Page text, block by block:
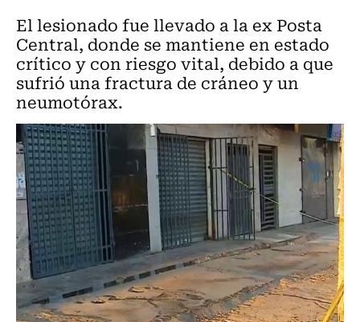
El lesionado fue llevado a la ex Posta
Central, donde se mantiene en estado
crítico y con riesgo vital, debido a que
sufrió una fractura de cráneo y un
neumotórax.